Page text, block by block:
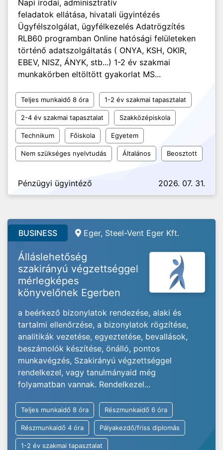
Napi irodai, adminisztratív
feladatok ellátása, hivatali ügyintézés
Ügyfélszolgálat, ügyfélkezelés Adatrögzítés
RLB60 programban Online hatósági felületeken
történő adatszolgáltatás ( ONYA, KSH, OKIR,
EBEV, NISZ, ÁNYK, stb...) 1-2 év szakmai
munkakörben eltöltött gyakorlat MS...
Teljes munkaidő 8 óra 1-2 év szakmai tapasztalat
2-4 év szakmai tapasztalat Szakközépiskola
Technikum Főiskola Egyetem
Nem szükséges nyelvtudás Általános Beosztott
Pénzügyi ügyintéző 2026. 07. 31.
BUSINESS Eger, Steel-Vent Eger Kft.
Álláslehetőség
szakirányú végzettséggel
mérlegképes
könyvelőnek Egerben
a beérkező bizonylatok rendezése, alaki és
tartalmi ellenőrzése, a bizonylatok rögzítése,
analitikák vezetése, egyeztetése, bevallások,
beszámolók készítése, önálló, pontos
munkavégzés, Szakirányú végzettséggel
rendelkezel, vagy tanulmányaid még
folyamatban vannak. Rendelkezel...
Teljes munkaidő 8 óra Részmunkaidő 6 óra
Részmunkaidő 4 óra Pályakezdő/friss diplomás
1-2 év szakmai tapasztalat